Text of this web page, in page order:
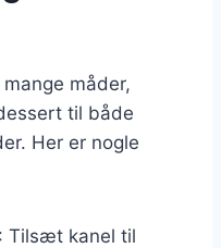
måder,
til både
Her er nogle
: Tilsæt kanel til